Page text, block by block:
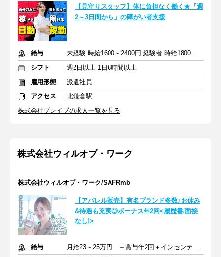
【見守りスタッフ】体に負担なく働く★「週
2～3日間から」の障がい者支援
給与
未経験:時給1600～2400円 経験者:時給1800～2700円+交通費全額
シフト
週2日以上 1日6時間以上
雇用形態
派遣社員
アクセス
北鎌倉駅
株式会社ブレイブの求人一覧を見る
株式会社ウィルオブ・ワーク
株式会社ウィルオブ・ワーク/SAFRmb
【アパレル販売】有名ブランド多数♪お休み
&待遇も充実◎ボーナス年2回<履歴書/面接
なし!>
給与
月給23～25万円 ＋賞与年2回＋インセンティブ＋交通費